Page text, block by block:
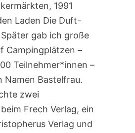
1991
Laden Die Duft-
gab ich große
Campingplätzen –
Teilnehmer*innen –
Namen Bastelfrau.
zwei
Frech Verlag, ein
Verlag und